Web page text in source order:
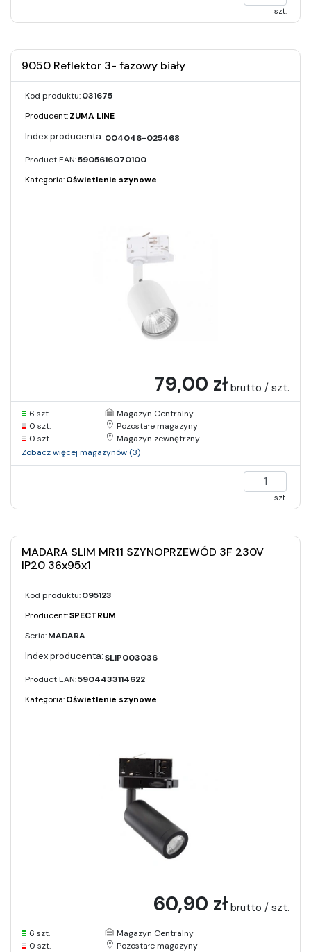
szt.
9050 Reflektor 3- fazowy biały
Kod produktu:031675
Producent:ZUMA LINE
004046-025468
Product EAN:5905616070100
Kategoria:Oświetlenie szynowe
79,00 zł brutto / szt.
6 szt.
Magazyn Centralny
0 szt.
Pozostałe magazyny
0 szt.
Magazyn zewnętrzny
Zobacz więcej magazynów (3)
szt.
MADARA SLIM MR11 SZYNOPRZEWÓD 3F 230V
IP20 36x95x1
Kod produktu:095123
Producent:SPECTRUM
Seria:MADARA
SLIP003036
Product EAN:5904433114622
Kategoria:Oświetlenie szynowe
60,90 zł brutto / szt.
6 szt.
Magazyn Centralny
0 szt.
Pozostałe magazyny